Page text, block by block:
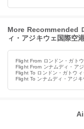
More Recommended
ィ・アジキウェ国際空
Flight From ロンドン・ガト
Flight From ンナムディ・ア
Flight To ロンドン・ガトウィ
Flight To ンナムディ・アジキ